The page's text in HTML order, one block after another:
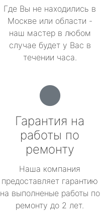
Где Вы не находились в
Москве или области -
наш мастер в любом
случае будет у Вас в
течении часа.
Гарантия на
работы по
ремонту
Наша компания
предоставляет гарантию
на выполненые работы по
ремонту до 2 лет.